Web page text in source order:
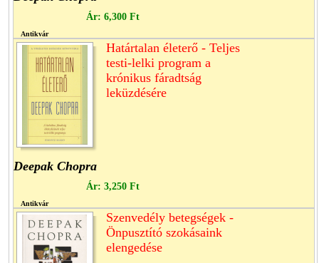
Ár: 6,300 Ft
Antikvár
Határtalan életerő - Teljes
testi-lelki program a
krónikus fáradtság
leküzdésére
Deepak Chopra
Ár: 3,250 Ft
Antikvár
Szenvedély betegségek -
Önpusztító szokásaink
elengedése